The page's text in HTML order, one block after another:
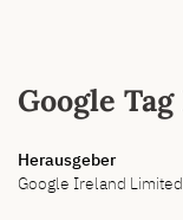
Google
Herausgeber
Google Ireland Limited